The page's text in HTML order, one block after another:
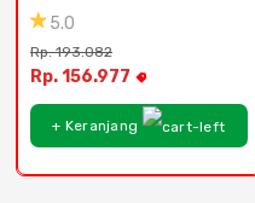
034 Aa -Pearl
5.0
Rp. 193.082
Rp. 156.977
+ Keranjang